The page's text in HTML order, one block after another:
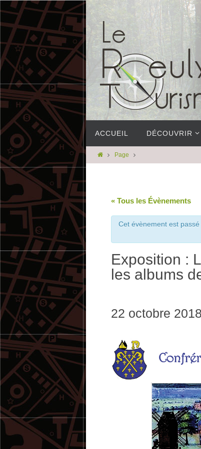
ACCUEIL DÉCOUVRIR
Page
« Tous les Évènements
Cet évènement est passé
Exposition :
les albums
22 octobre 2018